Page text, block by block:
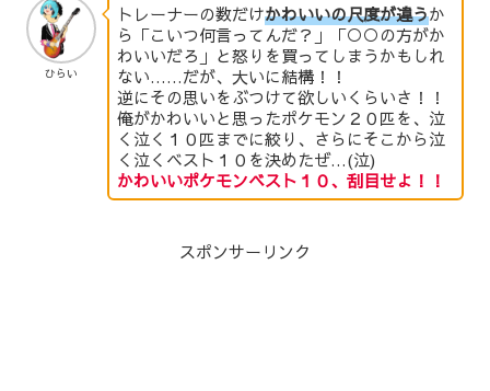
ひらい
トレーナーの数だけかわいいの尺度が違うか
ら「こいつ何言ってんだ？」「○○の方がか
わいいだろ」と怒りを買ってしまうかもしれ
ない……だが、大いに結構！！
逆にその思いをぶつけて欲しいくらいさ！！
俺がかわいいと思ったポケモン２０匹を、泣
く泣く１０匹までに絞り、さらにそこから泣
く泣くベスト１０を決めたぜ…(泣)
かわいいポケモンベスト１０、刮目せよ！！
スポンサーリンク